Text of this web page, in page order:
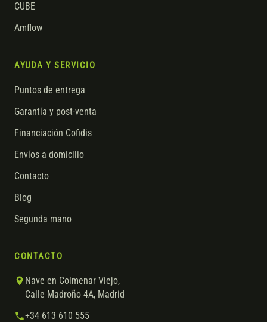
CUBE
Amflow
AYUDA Y SERVICIO
Puntos de entrega
Garantía y post-venta
Financiación Cofidis
Envíos a domicilio
Contacto
Blog
Segunda mano
CONTACTO
Nave en Colmenar Viejo,
Calle Madroño 4A, Madrid
+34 613 610 555